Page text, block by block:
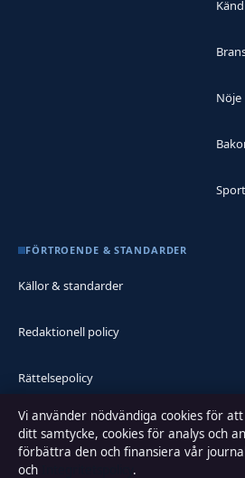
Nöje
Sport
FÖRTROENDE & STANDARDER
Källor & standarder
Redaktionell policy
Rättelsepolicy
Faktagranskningspolicy
Ägande & finansiering
Vi använder nödvändiga cookies för
ditt samtycke, cookies för analys och
förbättra den och finansiera vår
och
.